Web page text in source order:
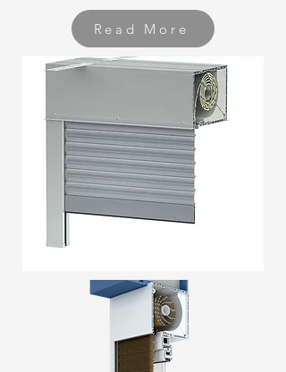
Read More